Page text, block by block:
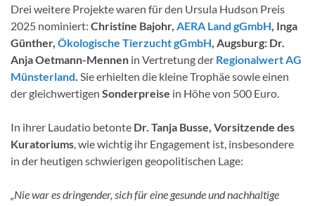
Drei weitere Projekte waren für den Ursula Hudson Preis
2025 nominiert: Christine Bajohr, AERA Land gGmbH, Inga
Günther, Ökologische Tierzucht gGmbH, Augsburg: Dr.
Anja Oetmann-Mennen in Vertretung der Regionalwert AG
Münsterland. Sie erhielten die kleine Trophäe sowie einen
der gleichwertigen Sonderpreise in Höhe von 500 Euro.
In ihrer Laudatio betonte Dr. Tanja Busse, Vorsitzende des
Kuratoriums, wie wichtig ihr Engagement ist, insbesondere
in der heutigen schwierigen geopolitischen Lage:
„Nie war es dringender, sich für eine gesunde und nachhaltige